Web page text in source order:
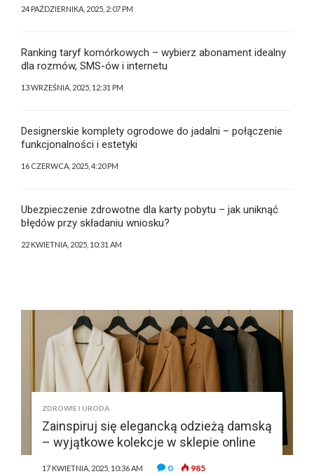
24 PAŹDZIERNIKA, 2025, 2:07 PM
Ranking taryf komórkowych – wybierz abonament idealny
dla rozmów, SMS-ów i internetu
13 WRZEŚNIA, 2025, 12:31 PM
Designerskie komplety ogrodowe do jadalni – połączenie
funkcjonalności i estetyki
16 CZERWCA, 2025, 4:20 PM
Ubezpieczenie zdrowotne dla karty pobytu – jak uniknąć
błędów przy składaniu wniosku?
22 KWIETNIA, 2025, 10:31 AM
ZDROWIE I URODA
Zainspiruj się elegancką odzieżą damską
– wyjątkowe kolekcje w sklepie online
17 KWIETNIA, 2025, 10:36 AM 0 985